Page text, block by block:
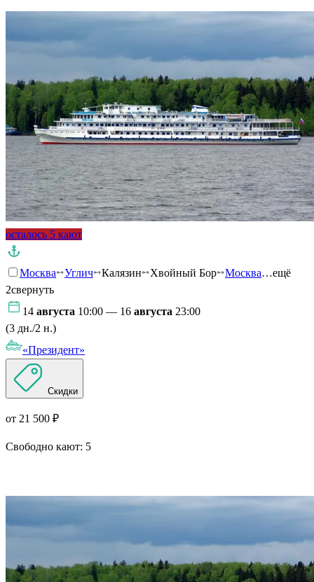
осталось 5 кают
Москва Углич Калязин Хвойный Бор Москва…ещё
2свернуть
14 августа 10:00 — 16 августа 23:00
(3 дн./2 н.)
«Президент»
Скидки
от 21 500 ₽
Свободно кают: 5